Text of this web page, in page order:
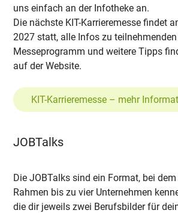
uns einfach an der Infotheke an.
Die nächste KIT-Karrieremesse findet
2027 statt, alle Infos zu
Messeprogramm und weitere Tipps
auf der Website.
KIT-Karrieremesse – mehr
JOBTalks
Die JOBTalks sind ein Format, bei
Rahmen bis zu vier Unternehmen
die dir jeweils zwei Berufsbilder für